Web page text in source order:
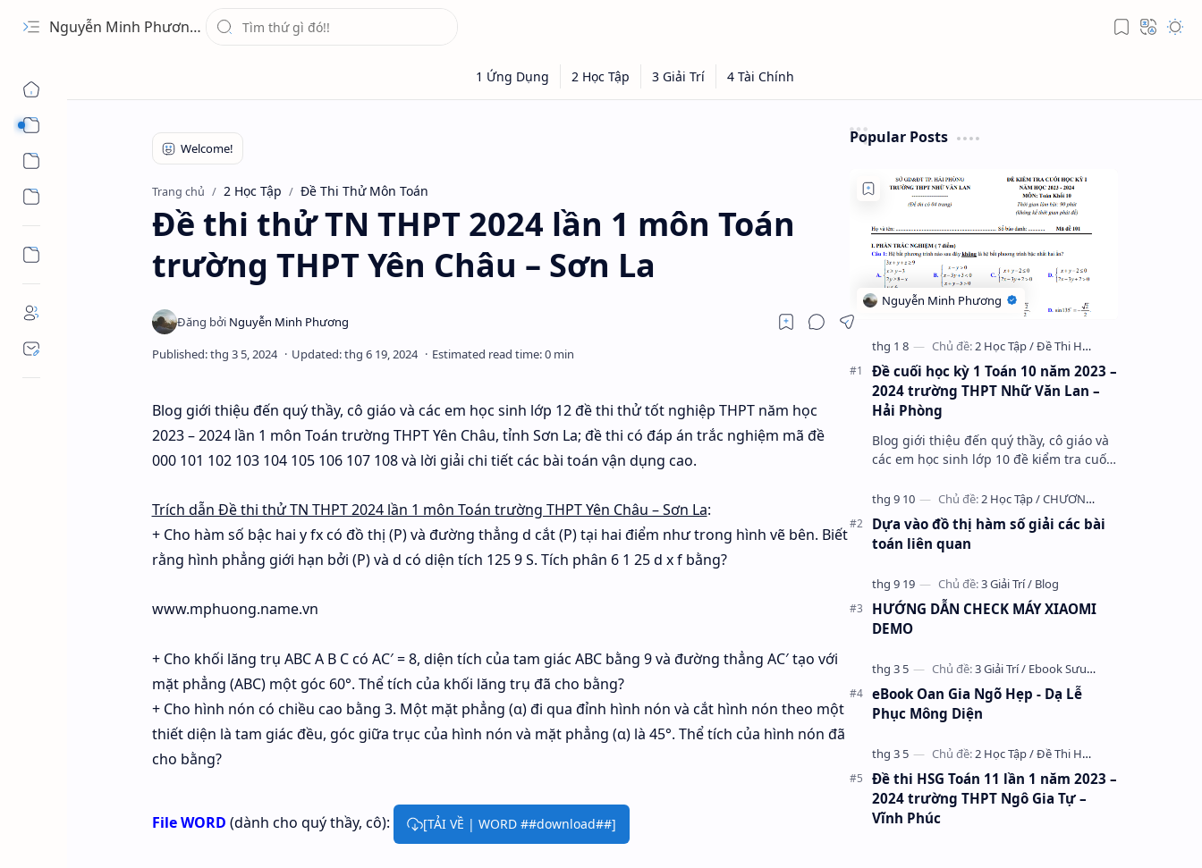
Nguyễn Minh Phương - Blog Chia sẻ Kiến thức Chứng khoán & Tài liệu Toán học
Trang chủ 2 Học Tập Đề Thi Thử Môn Toán
Đề thi thử TN THPT 2024 lần 1 môn Toán
trường THPT Yên Châu – Sơn La
Blog giới thiệu đến quý thầy, cô giáo và các em học sinh lớp 12 đề thi thử tốt nghiệp THPT năm học
2023 – 2024 lần 1 môn Toán trường THPT Yên Châu, tỉnh Sơn La; đề thi có đáp án trắc nghiệm mã đề
000 101 102 103 104 105 106 107 108 và lời giải chi tiết các bài toán vận dụng cao.
Trích dẫn Đề thi thử TN THPT 2024 lần 1 môn Toán trường THPT Yên Châu – Sơn La:
+ Cho hàm số bậc hai y fx có đồ thị (P) và đường thẳng d cắt (P) tại hai điểm như trong hình vẽ bên. Biết
rằng hình phẳng giới hạn bởi (P) và d có diện tích 125 9 S. Tích phân 6 1 25 d x f bằng?
www.mphuong.name.vn
+ Cho khối lăng trụ ABC A B C có AC′ = 8, diện tích của tam giác ABC bằng 9 và đường thẳng AC′ tạo với
mặt phẳng (ABC) một góc 60°. Thể tích của khối lăng trụ đã cho bằng?
+ Cho hình nón có chiều cao bằng 3. Một mặt phẳng (α) đi qua đỉnh hình nón và cắt hình nón theo một
thiết diện là tam giác đều, góc giữa trục của hình nón và mặt phẳng (α) là 45°. Thể tích của hình nón đã
cho bằng?
File WORD (dành cho quý thầy, cô): [TẢI VỀ | WORD ##download##]
Popular Posts
Đề cuối học kỳ 1 Toán 10 năm 2023 –
2024 trường THPT Nhữ Văn Lan –
Hải Phòng
Blog giới thiệu đến quý thầy, cô giáo và
các em học sinh lớp 10 đề kiểm tra cuối
2024 trường THPT Nhữ Văn Lan, th…
Dựa vào đồ thị hàm số giải các bài
toán liên quan
HƯỚNG DẪN CHECK MÁY XIAOMI
DEMO
eBook Oan Gia Ngõ Hẹp - Dạ Lễ
Phục Mông Diện
Đề thi HSG Toán 11 lần 1 năm 2023 –
2024 trường THPT Ngô Gia Tự –
Vĩnh Phúc